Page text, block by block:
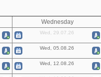
Wednesday
Wed, 29.07.26
Wed, 05.08.26
Wed, 12.08.26